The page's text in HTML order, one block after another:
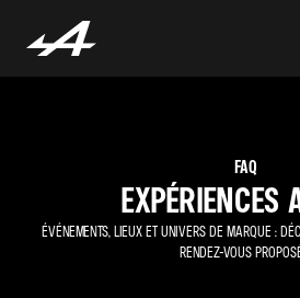
FAQ
EXPÉRIENCES
ÉVÉNEMENTS, LIEUX ET UNIVERS DE MARQUE :
RENDEZ-VOUS